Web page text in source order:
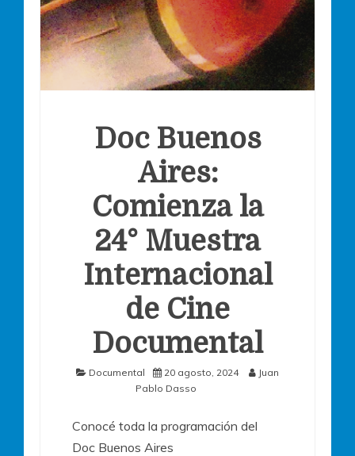
Doc Buenos
Aires:
Comienza la
24° Muestra
Internacional
de Cine
Documental
Documental 20 agosto, 2024
Juan
Pablo Dasso
Conocé toda la programación del
Doc Buenos Aires